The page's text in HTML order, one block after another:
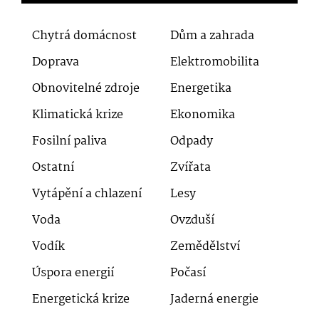
Chytrá domácnost
Dům a zahrada
Doprava
Elektromobilita
Obnovitelné zdroje
Energetika
Klimatická krize
Ekonomika
Fosilní paliva
Odpady
Ostatní
Zvířata
Vytápění a chlazení
Lesy
Voda
Ovzduší
Vodík
Zemědělství
Úspora energií
Počasí
Energetická krize
Jaderná energie